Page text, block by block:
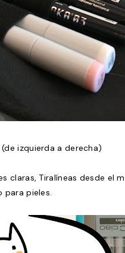
izquierda a derecha)
claras, Tiralíneas desde el
para pieles.